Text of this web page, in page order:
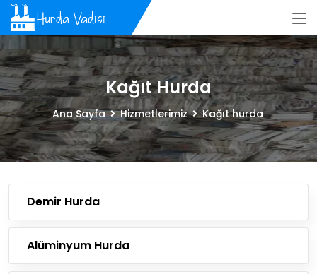
Kağıt Hurda
Ana Sayfa Hizmetlerimiz Kağıt hurda
Demir Hurda
Alüminyum Hurda